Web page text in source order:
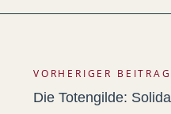
VORHERIGER
Die Totengilde: